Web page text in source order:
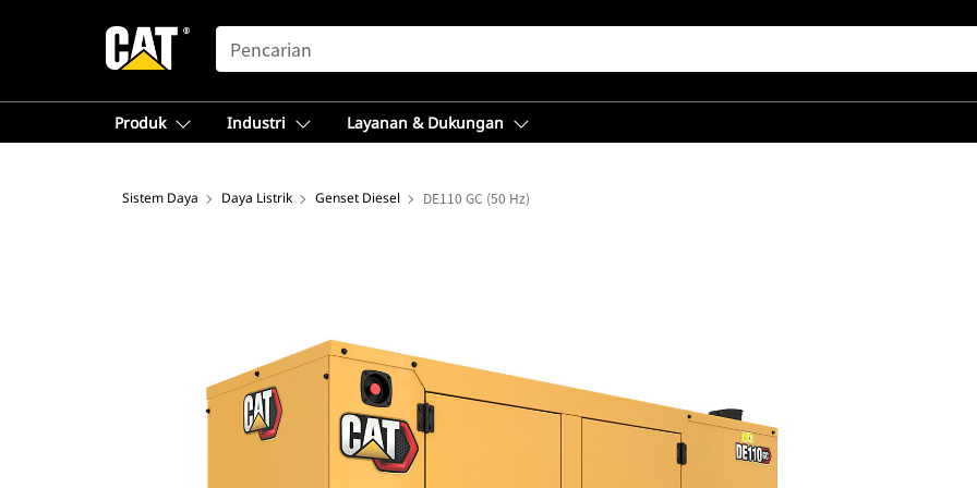
SEARCH
Produk Industri Layanan & Dukungan
Sistem Daya Daya Listrik Genset Diesel DE110 GC (50 Hz)